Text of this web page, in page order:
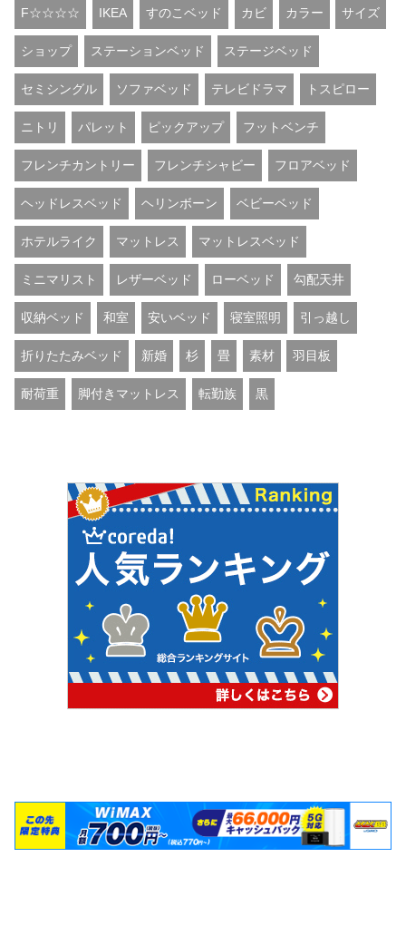
F☆☆☆☆ IKEA すのこベッド カビ カラー サイズ
ショップ ステーションベッド ステージベッド
セミシングル ソファベッド テレビドラマ トスピロー
ニトリ パレット ピックアップ フットベンチ
フレンチカントリー フレンチシャビー フロアベッド
ヘッドレスベッド ヘリンボーン ベビーベッド
ホテルライク マットレス マットレスベッド
ミニマリスト レザーベッド ローベッド 勾配天井
収納ベッド 和室 安いベッド 寝室照明 引っ越し
折りたたみベッド 新婚 杉 畳 素材 羽目板
耐荷重 脚付きマットレス 転勤族 黒